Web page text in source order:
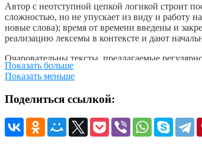
Автор с неотступной цепкой логикой строит
сложностью, но не упускает из виду и работу
новые слова); время от времени введены и
реализацию лексемы в контексте и дают
Очаровательны тексты, предлагаемые
опирающийся на психологически точную,
живые люди. Именно эти тексты ярче всего
создает необходимую стартовую мотивацию. По
Alles Klar Малка Лоренц
Показать больше
Показать меньше
Поделиться ссылкой: